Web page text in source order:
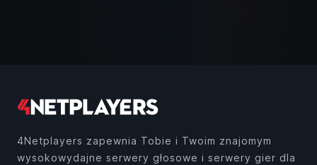
4Netplayers zapewnia Tobie i Twoim znajomym
wysokowydajne serwery głosowe i serwery gier dla